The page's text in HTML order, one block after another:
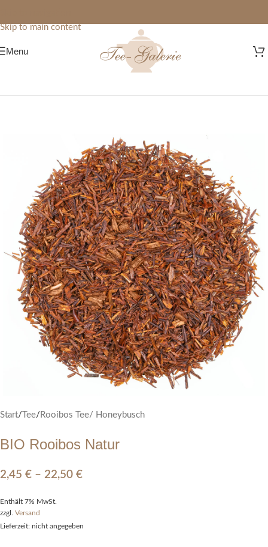
Skip to main content
Menu
Start/ Tee/ Rooibos Tee/ Honeybusch
BIO Rooibos Natur
2,45 € – 22,50 €
Enthält 7% MwSt.
zzgl. Versand
Lieferzeit: nicht angegeben